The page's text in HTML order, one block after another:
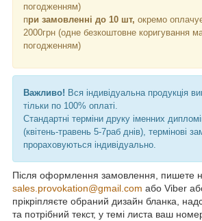
погодженням)
при замовленні до 10 шт, окремо
2000грн (одне безкоштовне коригування
погодженням)
Важливо! Вся індивідуальна продукція
тільки по 100% оплаті.
Стандартні терміни друку іменних
(квітень-травень 5-7раб днів), термінові
прораховуються індивідуально.
Після оформлення замовлення, пишете
sales.provokation@gmail.com або Viber
прікріпляєте обраний дизайн бланка,
та потрібний текст, у темі листа ваш